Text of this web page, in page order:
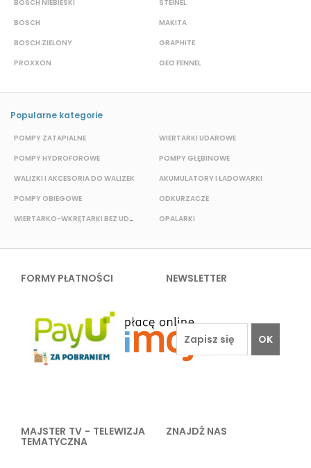
BOSCH NIEBIESKI
BOSCH
BOSCH ZIELONY
PROXXON
STEINEL
MAKITA
GRAPHITE
GEO FENNEL
Popularne kategorie
POMPY ZATAPIALNE
POMPY HYDROFOROWE
WALIZKI I AKCESORIA DO WALIZEK
POMPY OBIEGOWE
WIERTARKO-WKRĘTARKI BEZ UDAROWE
WIERTARKI UDAROWE
POMPY GŁĘBINOWE
AKUMULATORY I ŁADOWARKI
ODKURZACZE
OPALARKI
FORMY PŁATNOŚCI NEWSLETTER
OK
MAJSTER TV - TELEWIZJA
TEMATYCZNA
ZNAJDŹ NAS